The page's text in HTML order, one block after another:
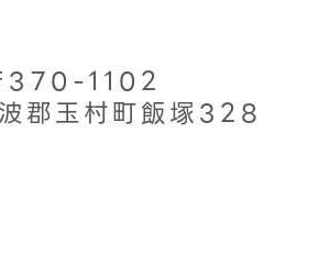
370-1102
郡玉村町飯塚328